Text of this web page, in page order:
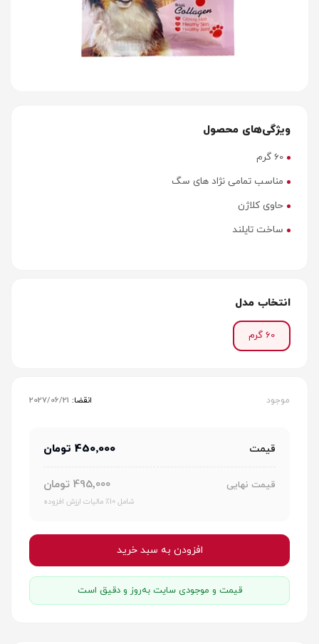
ویژگی‌های محصول
60 گرم
مناسب تمامی نژاد های سگ
حاوی کلاژن
ساخت تایلند
انتخاب مدل
60 گرم
موجود انقضا: 2027/06/21
قیمت 450٬000 تومان
قیمت نهایی 495٬000 تومان
شامل 10٪ مالیات ارزش افزوده
افزودن به سبد خرید
قیمت و موجودی سایت به‌روز و دقیق است